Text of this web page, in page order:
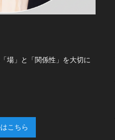
場」と「関係性」を大切に
こちら